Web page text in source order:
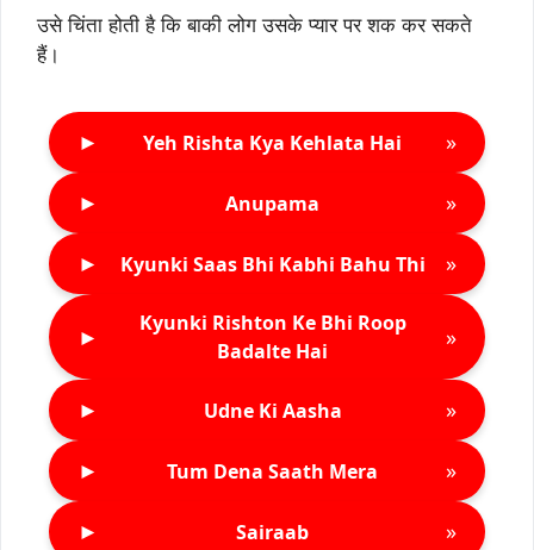
उसे चिंता होती है कि बाकी लोग उसके प्यार पर शक कर सकते
हैं।
► Yeh Rishta Kya Kehlata Hai »
► Anupama »
► Kyunki Saas Bhi Kabhi Bahu Thi »
►
Kyunki Rishton Ke Bhi Roop
Badalte Hai
»
► Udne Ki Aasha »
► Tum Dena Saath Mera »
► Sairaab »